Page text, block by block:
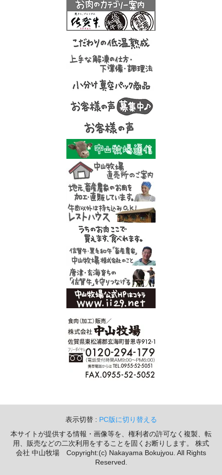
表示切替 : PC版に切り替える
本サイトが提供する情報・画像等を、権利者の許可なく複製、転
用、販売などの二次利用をすることを固くお断りします。 株式
会社 中山牧場 Copyright:(c) Nakayama Bokujyou. All Rights
Reserved.